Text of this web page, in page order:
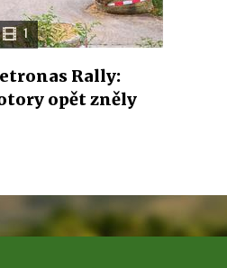
1
Rally:
opět zněly